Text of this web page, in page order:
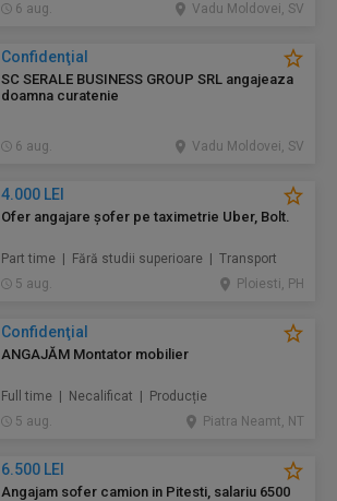
6 aug.
Vadu Moldovei, SV
Confidenţial
SC SERALE BUSINESS GROUP SRL angajeaza
doamna curatenie
6 aug. Vadu Moldovei, SV
4.000 LEI
Ofer angajare șofer pe taximetrie Uber, Bolt.
Part time | Fără studii superioare | Transport
5 aug.
Ploiesti, PH
Confidenţial
ANGAJĂM Montator mobilier
Full time | Necalificat | Producție
5 aug.
Piatra Neamt, NT
6.500 LEI
Angajam sofer camion in Pitesti, salariu 6500